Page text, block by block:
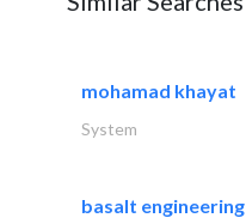
mohamad khayat
System
basalt engineering